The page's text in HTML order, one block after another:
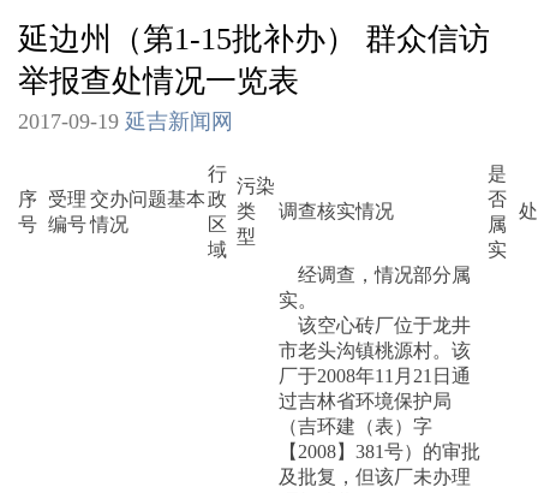
延边州（第1-15批补办） 群众信访
举报查处情况一览表
2017-09-19 延吉新闻网
序
号
受理
编号
交办问题基本
情况
行
政
区
域
污染
类
型
调查核实情况
是
否
属
实
经调查，情况部分属
实。
该空心砖厂位于龙井
市老头沟镇桃源村。该
厂于2008年11月21日通
过吉林省环境保护局
（吉环建（表）字
【2008】381号）的审批
及批复，但该厂未办理